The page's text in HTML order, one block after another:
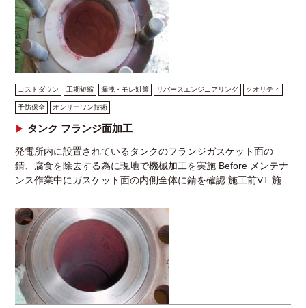
コストダウン 工期短縮 漏洩・モレ対策 リバースエンジニアリング クオリティ
予防保全 オンリーワン技術
タンク フランジ面加工
発電所内に設置されているタンクのフランジガスケット面の
錆、腐食を除去する為に現地で機械加工を実施 Before メンテナ
ンス作業中にガスケット面の内側全体に錆を確認 施工前VT 施